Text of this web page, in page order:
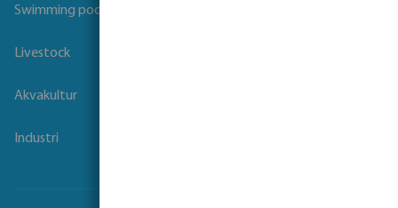
Swimming pool
Livestock
Akvakultur
Industri